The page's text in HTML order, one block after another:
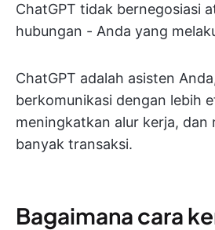
ChatGPT tidak bernegosiasi
hubungan - Anda yang
ChatGPT adalah asisten
berkomunikasi dengan lebih
meningkatkan alur kerja, dan
banyak transaksi.
Bagaimana cara